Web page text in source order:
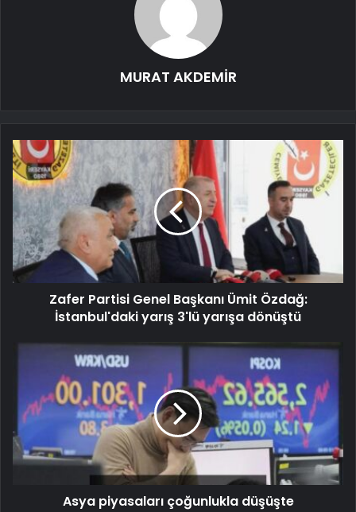
MURAT AKDEMİR
Zafer Partisi Genel Başkanı Ümit Özdağ:
İstanbul'daki yarış 3'lü yarışa dönüştü
Asya piyasaları çoğunlukla düşüşte